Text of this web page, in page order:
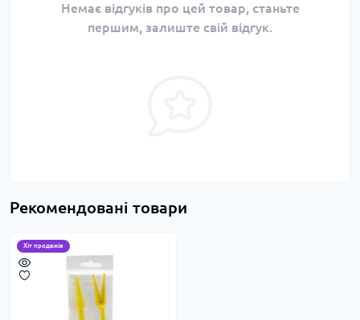
Немає відгуків про цей товар, станьте
першим, залиште свій відгук.
Рекомендовані товари
Хіт продажів